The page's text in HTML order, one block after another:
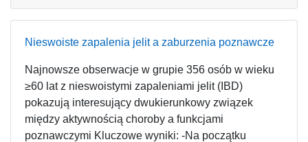
Nieswoiste zapalenia jelit a zaburzenia poznawcze
Najnowsze obserwacje w grupie 356 osób w wieku
≥60 lat z nieswoistymi zapaleniami jelit (IBD)
pokazują interesujący dwukierunkowy związek
między aktywnością choroby a funkcjami
poznawczymi Kluczowe wyniki: -Na początku